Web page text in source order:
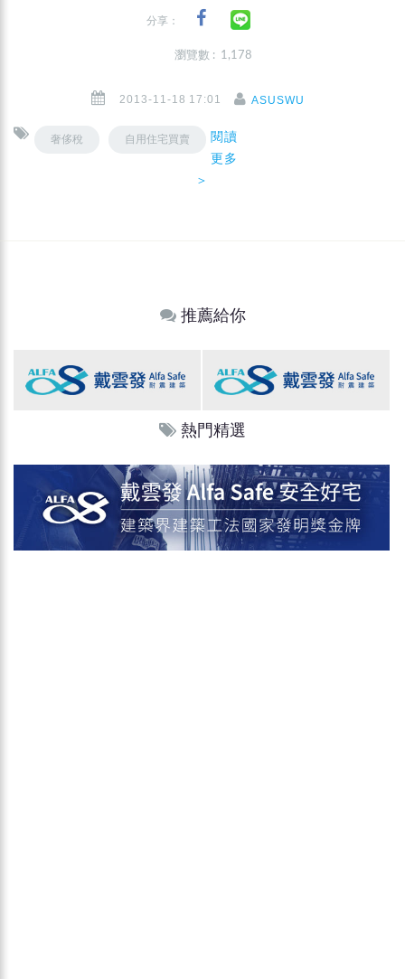
分享：
瀏覽數 : 1,178
2013-11-18 17:01 ASUSWU
奢侈稅 自用住宅買賣
閱讀
更多
＞
推薦給你
熱門精選